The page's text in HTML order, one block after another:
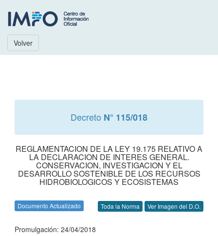
Volver
Decreto N° 115/018
REGLAMENTACION DE LA LEY 19.175 RELATIVO A
LA DECLARACION DE INTERES GENERAL.
CONSERVACION, INVESTIGACION Y EL
DESARROLLO SOSTENIBLE DE LOS RECURSOS
HIDROBIOLOGICOS Y ECOSISTEMAS
Documento Actualizado Toda la Norma Ver Imagen del D.O.
Promulgación: 24/04/2018